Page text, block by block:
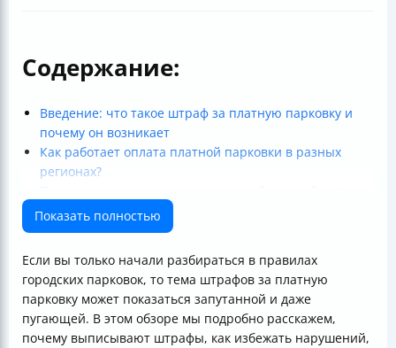
Содержание:
Введение: что такое штраф за платную парковку и
почему он возникает
Как работает оплата платной парковки в разных
регионах?
штрафов за платную парковку
Как оспорить штраф за платную парковку?
Особенности контроля и новые тренды
Итог: как не попасть на штраф и что делать при
ошибке
Показать полностью
Если вы только начали разбираться в правилах
городских парковок, то тема штрафов за платную
парковку может показаться запутанной и даже
пугающей. В этом обзоре мы подробно расскажем,
почему выписывают штрафы, как избежать нарушений,